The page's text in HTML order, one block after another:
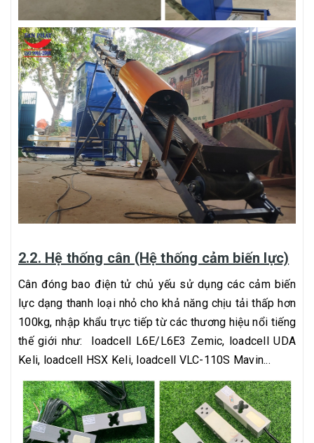
2.2. Hệ thống cân (Hệ thống cảm biến lực)
Cân đóng bao điện tử chủ yếu sử dụng các cảm biến
lực dạng thanh loại nhỏ cho khả năng chịu tải thấp hơn
100kg, nhập khẩu trực tiếp từ các thương hiệu nổi tiếng
thế giới như: loadcell L6E/L6E3 Zemic, loadcell UDA
Keli, loadcell HSX Keli, loadcell VLC-110S Mavin...